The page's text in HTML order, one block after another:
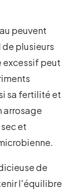
peuvent
plusieurs
excessif peut
sa fertilité et
arrosage
et
de
l'équilibre